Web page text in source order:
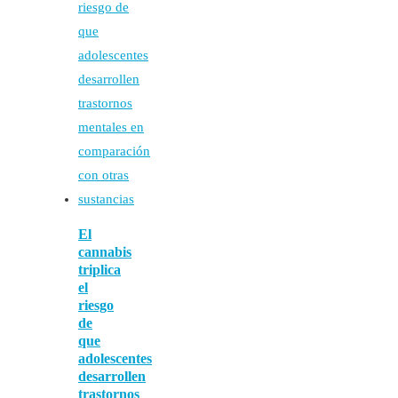
El
cannabis
triplica
el
riesgo
de
que
adolescentes
desarrollen
trastornos